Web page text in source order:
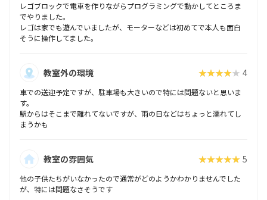
レゴブロックで電車を作りながらプログラミングで動かしてところま
でやりました。
レゴは家でも遊んでいましたが、モーターなどは初めてで本人も面白
そうに操作してました。
教室外の環境 ★★★★★ 4
車での送迎予定ですが、駐車場も大きいので特には問題ないと思いま
す。
駅からはそこまで離れてないですが、雨の日などはちょっと濡れてし
まうかも
教室の雰囲気 ★★★★★ 5
他の子供たちがいなかったので通常がどのようかわかりませんでした
が、特には問題なさそうです